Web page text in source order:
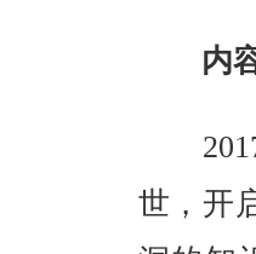
内
2017
世，开